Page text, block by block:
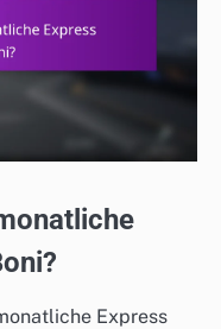
Express